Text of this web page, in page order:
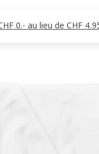
0.- au lieu de CHF